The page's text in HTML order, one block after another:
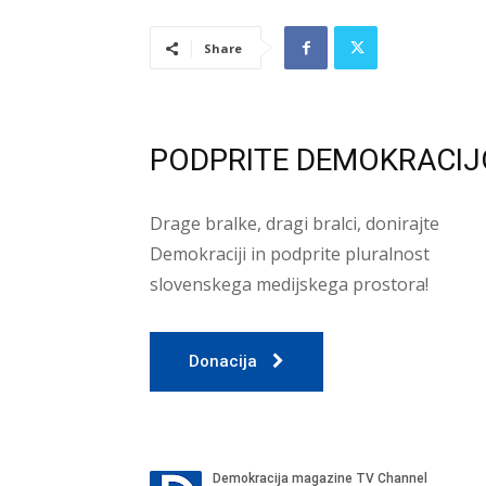
Share
PODPRITE
Drage bralke, dragi bralci, donirajte
Demokraciji in podprite pluralnost
slovenskega medijskega prostora!
Donacija